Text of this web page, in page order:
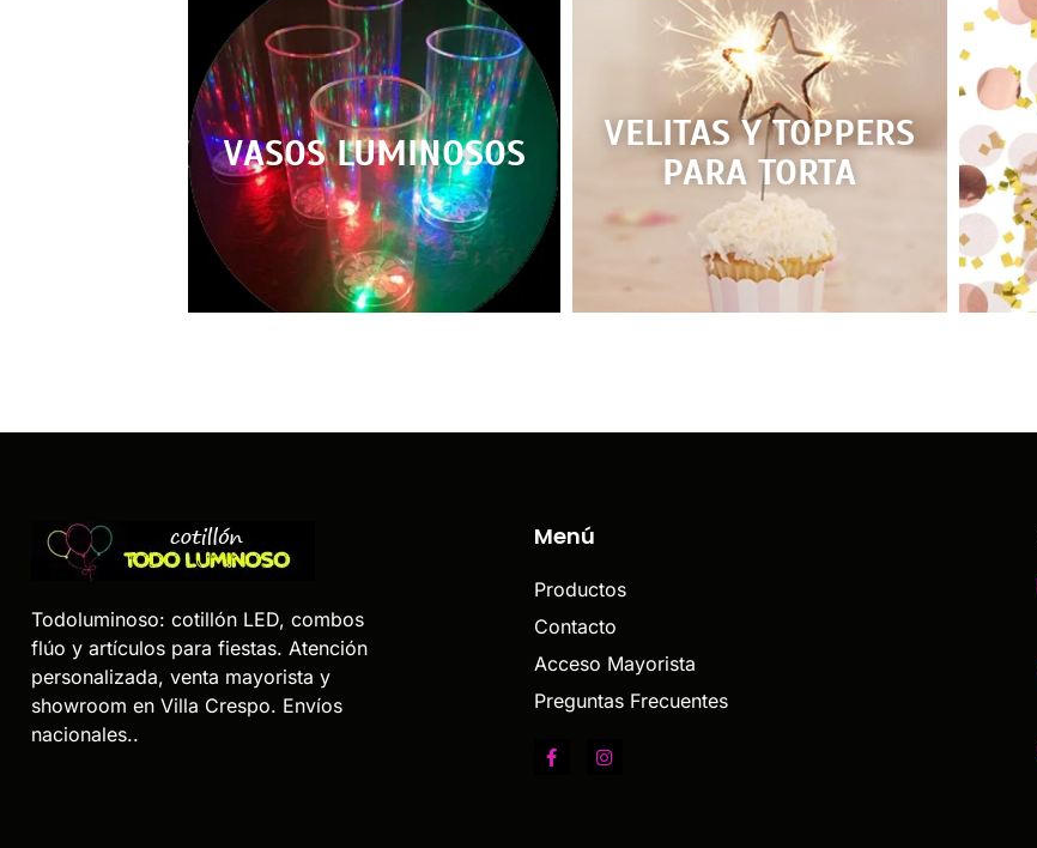
VASOS LUMINOSOS
VELITAS Y TOPPERS
PARA TORTA
Todoluminoso: cotillón LED, combos
flúo y artículos para fiestas. Atención
personalizada, venta mayorista y
showroom en Villa Crespo. Envíos
nacionales..
Menú
Productos
Contacto
Acceso Mayorista
Preguntas Frecuentes